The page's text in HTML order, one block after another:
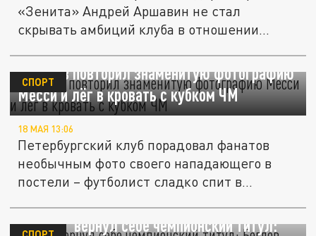
«Зенита» Андрей Аршавин не стал
скрывать амбиций клуба в отношении
Соболев повторил знаменитую фотографию
Месси и лёг в кровать с кубком ЧМ
СПОРТ
18 МАЯ 13:06
Петербургский клуб порадовал фанатов
необычным фото своего нападающего в
постели – футболист сладко спит в...
"Зенит" вернул себе чемпионский титул: